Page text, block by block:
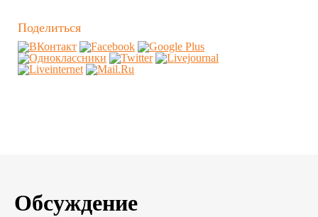
Поделиться
Обсуждение